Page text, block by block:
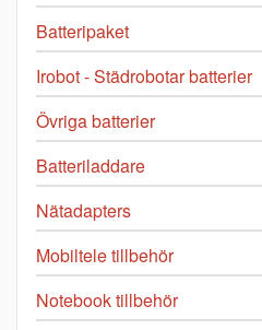
Batteripaket
Irobot - Städrobotar batterier
Övriga batterier
Batteriladdare
Nätadapters
Mobiltele tillbehör
Notebook tillbehör